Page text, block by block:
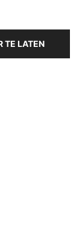
TE LATEN